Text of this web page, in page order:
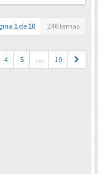
1 de 10 246 temas
4 5 … 10